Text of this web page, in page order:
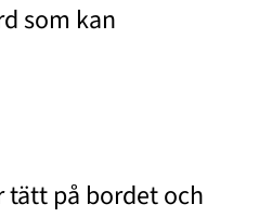
som kan
tätt på bordet och